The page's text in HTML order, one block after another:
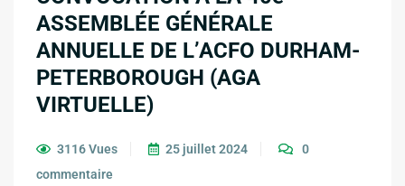
ASSEMBLÉE GÉNÉRALE
ANNUELLE DE L’ACFO DURHAM-
PETERBOROUGH (AGA
VIRTUELLE)
3116 Vues 25 juillet 2024
0
commentaire